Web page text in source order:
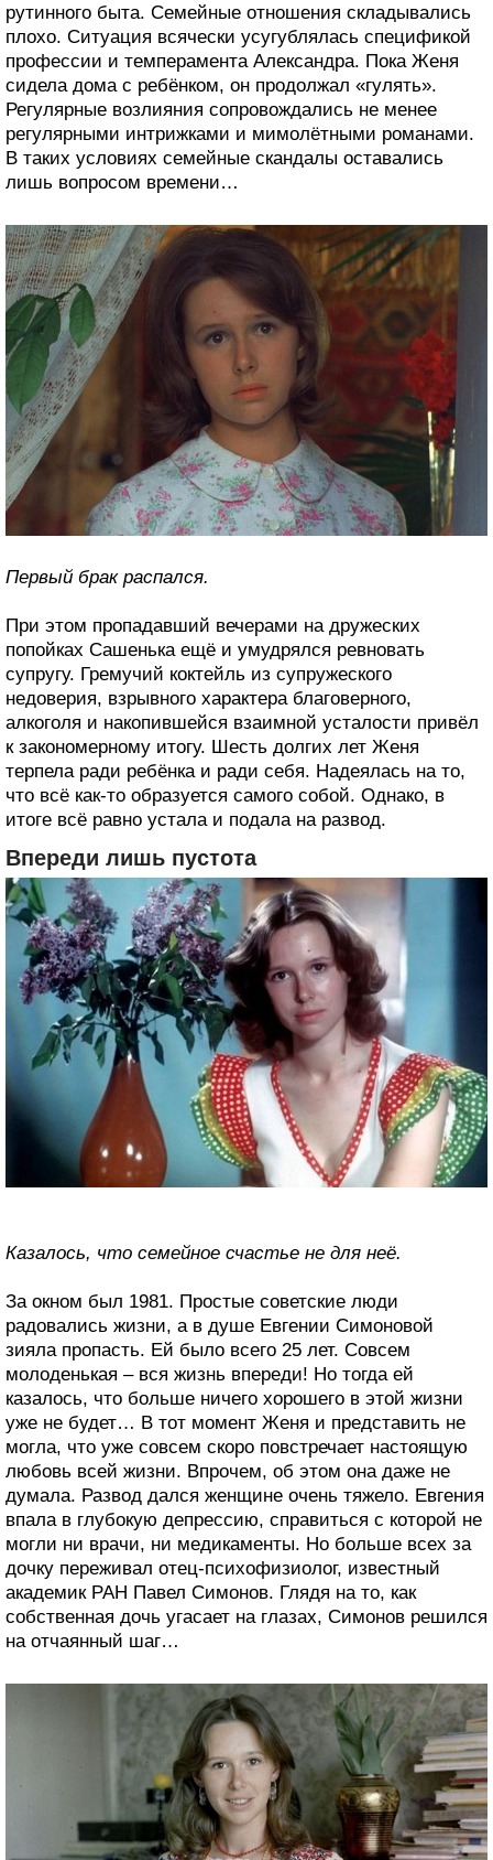
рутинного быта. Семейные отношения складывались
плохо. Ситуация всячески усугублялась спецификой
профессии и темперамента Александра. Пока Женя
сидела дома с ребёнком, он продолжал «гулять».
Регулярные возлияния сопровождались не менее
регулярными интрижками и мимолётными романами.
В таких условиях семейные скандалы оставались
лишь вопросом времени…
Первый брак распался.
При этом пропадавший вечерами на дружеских
попойках Сашенька ещё и умудрялся ревновать
супругу. Гремучий коктейль из супружеского
недоверия, взрывного характера благоверного,
алкоголя и накопившейся взаимной усталости привёл
к закономерному итогу. Шесть долгих лет Женя
терпела ради ребёнка и ради себя. Надеялась на то,
что всё как-то образуется самого собой. Однако, в
итоге всё равно устала и подала на развод.
Впереди лишь пустота
Казалось, что семейное счастье не для неё.
За окном был 1981. Простые советские люди
радовались жизни, а в душе Евгении Симоновой
зияла пропасть. Ей было всего 25 лет. Совсем
молоденькая – вся жизнь впереди! Но тогда ей
казалось, что больше ничего хорошего в этой жизни
уже не будет… В тот момент Женя и представить не
могла, что уже совсем скоро повстречает настоящую
любовь всей жизни. Впрочем, об этом она даже не
думала. Развод дался женщине очень тяжело. Евгения
впала в глубокую депрессию, справиться с которой не
могли ни врачи, ни медикаменты. Но больше всех за
дочку переживал отец-психофизиолог, известный
академик РАН Павел Симонов. Глядя на то, как
собственная дочь угасает на глазах, Симонов решился
на отчаянный шаг…